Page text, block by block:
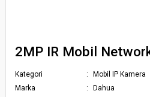
2MP IR Mobil
Kategori
Mobil IP Kamera
Marka
Dahua